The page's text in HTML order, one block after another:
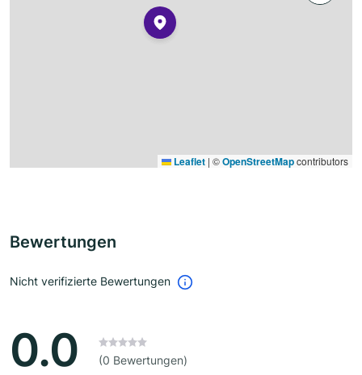
Leaflet | ©OpenStreetMapcontributors
Bewertungen
Nicht verifizierte Bewertungen
0.0 (0 Bewertungen)